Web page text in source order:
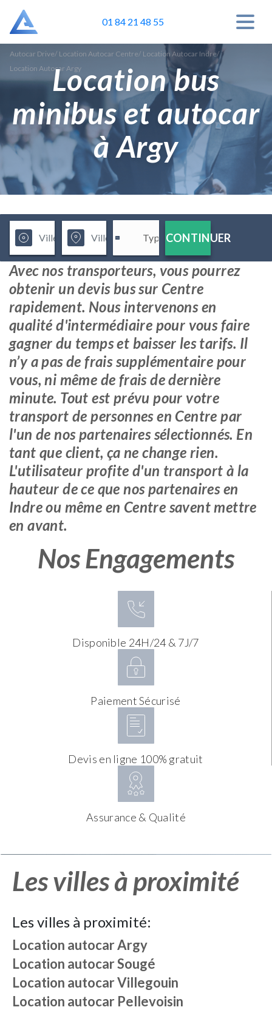
01 84 21 48 55
Autocar Drive/ Location Autocar Centre/ Location Autocar Indre/
Location Autocar ArgyLocation bus
minibus et autocar
à Argy
CONTINUER
Avec nos transporteurs, vous pourrez
obtenir un devis bus sur Centre
rapidement. Nous intervenons en
qualité d'intermédiaire pour vous faire
gagner du temps et baisser les tarifs. Il
n’y a pas de frais supplémentaire pour
vous, ni même de frais de dernière
minute. Tout est prévu pour votre
transport de personnes en Centre par
l'un de nos partenaires sélectionnés. En
tant que client, ça ne change rien.
L'utilisateur profite d'un transport à la
hauteur de ce que nos partenaires en
Indre ou même en Centre savent mettre
en avant.
Nos Engagements
Disponible 24H/24 & 7J/7
Paiement Sécurisé
Devis en ligne 100% gratuit
Assurance & Qualité
Les villes à proximité
Les villes à proximité:
Location autocarArgy
Location autocarSougé
Location autocarVillegouin
Location autocar Pellevoisin